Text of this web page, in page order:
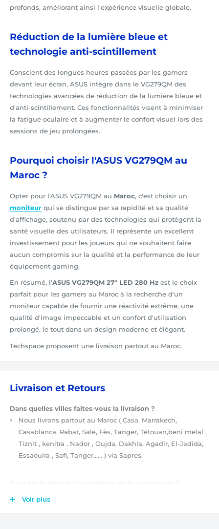
profonds, améliorant ainsi l'expérience visuelle globale.
Réduction de la lumière bleue et
technologie anti-scintillement
Conscient des longues heures passées par les gamers
devant leur écran, ASUS intègre dans le VG279QM des
technologies avancées de réduction de la lumière bleue et
d'anti-scintillement. Ces fonctionnalités visent à minimiser
la fatigue oculaire et à augmenter le confort visuel lors des
sessions de jeu prolongées.
Pourquoi choisir l'ASUS VG279QM au
Maroc ?
Opter pour l'ASUS VG279QM au Maroc, c'est choisir un
moniteur qui se distingue par sa rapidité et sa qualité
d'affichage, soutenu par des technologies qui protègent la
santé visuelle des utilisateurs. Il représente un excellent
investissement pour les joueurs qui ne souhaitent faire
aucun compromis sur la qualité et la performance de leur
équipement gaming.
En résumé, l'ASUS VG279QM 27" LED 280 Hz est le choix
parfait pour les gamers au Maroc à la recherche d'un
moniteur capable de fournir une réactivité extrême, une
qualité d'image impeccable et un confort d'utilisation
prolongé, le tout dans un design moderne et élégant.
Techspace proposent une livraison partout au Maroc.
Livraison et Retours
Dans quelles villes faites-vous la livraison ?
Nous livrons partout au Maroc ( Casa, Marrakech,
Casablanca, Rabat, Sale, Fès, Tanger, Tétouan,beni melal ,
Tiznit , kenitra , Nador , Oujda, Dakhla, Agadir, El-Jadida,
Essaouira , Safi, Tanger…… ) via Sapres.
Voir plus